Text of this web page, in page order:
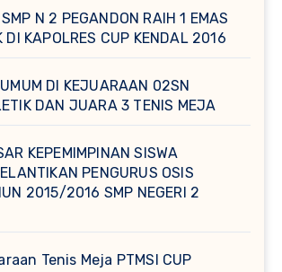
N 2 PEGANDON RAIH 1 EMAS
DI KAPOLRES CUP KENDAL 2016
DI KEJUARAAN 02SN
DAN JUARA 3 TENIS MEJA
KEPEMIMPINAN SISWA
PENGURUS OSIS
2015/2016 SMP NEGERI 2
Tenis Meja PTMSI CUP